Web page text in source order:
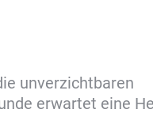
unverzichtbaren
erwartet eine